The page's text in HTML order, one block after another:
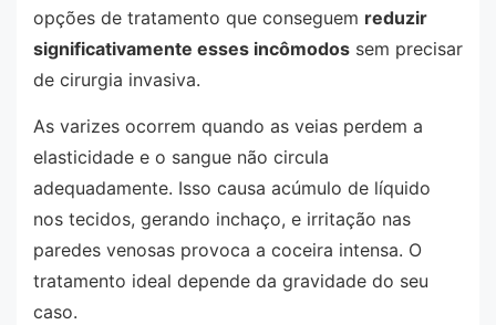
opções de tratamento que conseguem reduzir
significativamente esses incômodos sem precisar
de cirurgia invasiva.
As varizes ocorrem quando as veias perdem a
elasticidade e o sangue não circula
adequadamente. Isso causa acúmulo de líquido
nos tecidos, gerando inchaço, e irritação nas
paredes venosas provoca a coceira intensa. O
tratamento ideal depende da gravidade do seu
caso.